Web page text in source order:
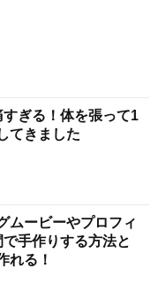
ぎる！体を張って1
てきました
ムービーやプロフィ
手作りする方法と
れる！